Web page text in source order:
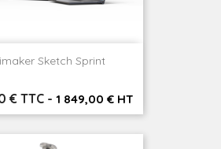
Sketch Sprint
€ TTC - 1 849,00 € HT